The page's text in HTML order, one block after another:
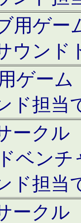
用ゲー
ウン
ゲー
ド担当
ークル
ベン
ド担当
ークル